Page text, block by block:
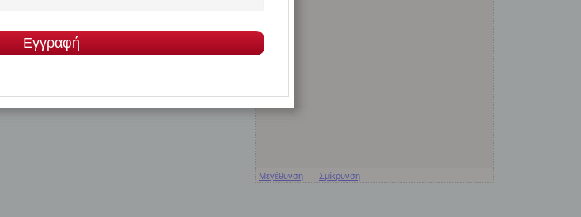
Μεγέθυνση Σμίκρυνση